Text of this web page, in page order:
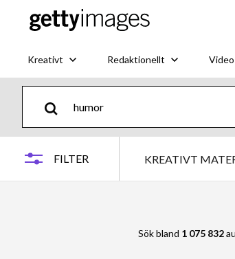
Kreativt Redaktionellt Video
FILTER KREATIVT
Sök bland 1 075 832